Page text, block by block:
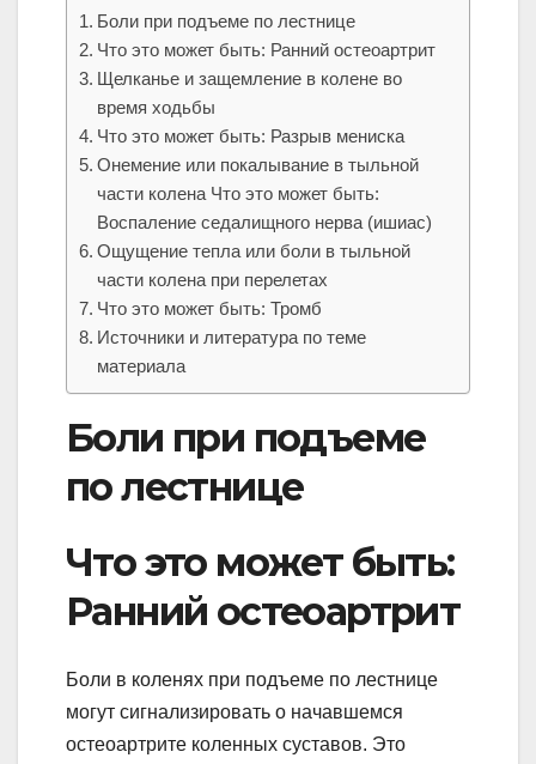
Боли при подъеме по лестнице
Что это может быть: Ранний остеоартрит
Щелканье и защемление в колене во
время ходьбы
Что это может быть: Разрыв мениска
Онемение или покалывание в тыльной
части колена Что это может быть:
Воспаление седалищного нерва (ишиас)
Ощущение тепла или боли в тыльной
части колена при перелетах
Что это может быть: Тромб
Источники и литература по теме
материала
Боли при подъеме
по лестнице
Что это может быть:
Ранний остеоартрит
Боли в коленях при подъеме по лестнице
могут сигнализировать о начавшемся
остеоартрите коленных суставов. Это